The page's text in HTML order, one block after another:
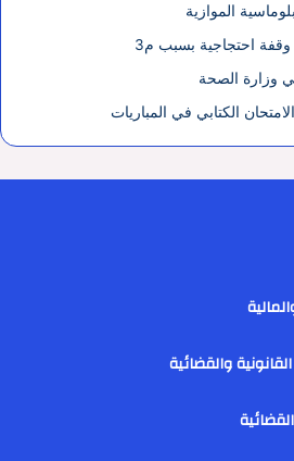
الموازية
احتجاجية بسبب م3
الكتابي في المباريات
والقضائية